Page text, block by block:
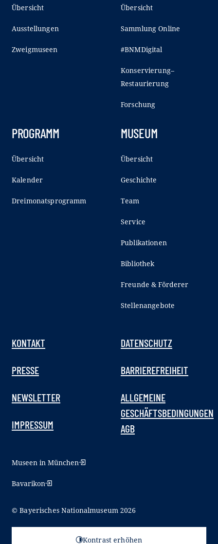
Übersicht
Ausstellungen
Zweigmuseen
Übersicht
Sammlung Online
#BNMDigital
Konservierung–
Restaurierung
Forschung
PROGRAMM
Übersicht
Kalender
Dreimonatsprogramm
MUSEUM
Übersicht
Geschichte
Team
Service
Publikationen
Bibliothek
Freunde & Förderer
Stellenangebote
KONTAKT
PRESSE
NEWSLETTER
IMPRESSUM
DATENSCHUTZ
BARRIEREFREIHEIT
ALLGEMEINE
GESCHÄFTSBEDINGUNGEN
AGB
Museen in München
Bavarikon
© Bayerisches Nationalmuseum 2026
Kontrast erhöhen